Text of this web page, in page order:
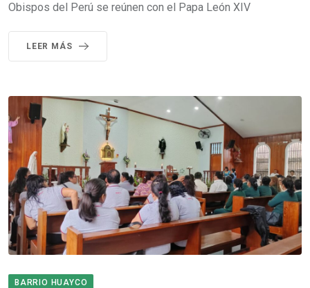
Obispos del Perú se reúnen con el Papa León XIV
LEER MÁS
BARRIO HUAYCO